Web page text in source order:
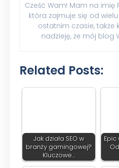
Cześć Wam! Mam na imię
która zajmuje się od
ostatnim czasie, także
nadzieję, że mój blog
Related Posts:
Jak działa SEO w
branży gamingowej?
Kluczowe…